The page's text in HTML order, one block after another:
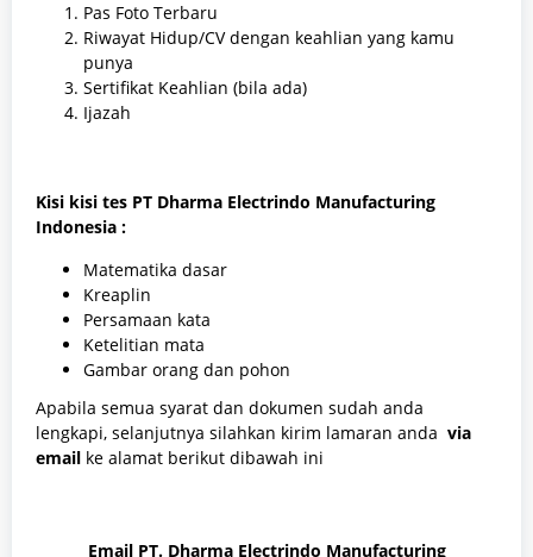
Pas Foto Terbaru
Riwayat Hidup/CV dengan keahlian yang kamu
punya
Sertifikat Keahlian (bila ada)
Ijazah
Kisi kisi tes PT Dharma Electrindo Manufacturing
Indonesia :
Matematika dasar
Kreaplin
Persamaan kata
Ketelitian mata
Gambar orang dan pohon
Apabila semua syarat dan dokumen sudah anda
lengkapi, selanjutnya silahkan kirim lamaran anda via
email ke alamat berikut dibawah ini
Email PT. Dharma Electrindo Manufacturing